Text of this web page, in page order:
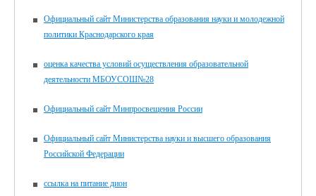
Официальный сайт Министерства образования науки и молодежной
политики Краснодарского края
оценка качества условий осуществления образовательной
деятельности МБОУСОШ№28
Официальный сайт Минпросвещения России
Официальный сайт Министерства науки и высшего образования
Российской Федерации
ссылка на питание дион